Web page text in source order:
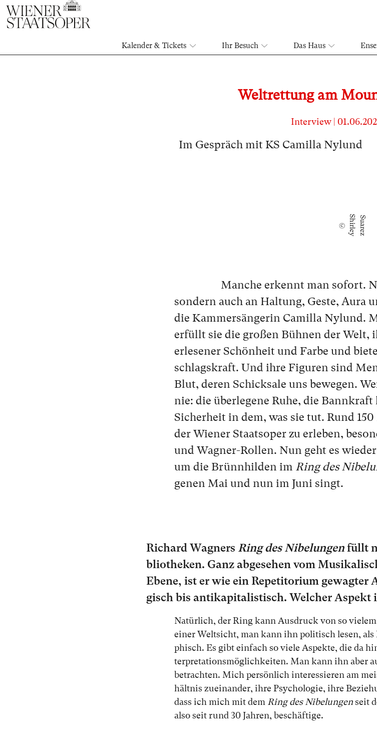
Kalender & Tickets Ihr Besuch Das Haus
Weltrettung am
Interview
Im Gespräch mit KS Camilla Nylund
© S
h
i
r
l
e
y S
u
a
r
e
z
Man­che er­kennt man so­fort.
son­dern auch an Hal­tung, Ges­te, Aura
die Kam­mer­sän­ge­rin Camilla Nylund.
er­füllt sie die gro­ßen Büh­nen der Welt,
er­le­se­ner Schön­heit und Far­be und
schlags­kraft. Und ih­re Fi­gu­ren sind
Blut, de­ren Schick­sa­le uns be­we­gen.
nie: die über­le­ge­ne Ru­he, die
Si­cher­heit in dem, was sie tut. Rund
der Wiener Staatsoper zu er­le­ben,
und Wagner-Rol­len. Nun geht es
um die Brünnhilden im Ring des
ge­nen Mai und nun im Ju­ni singt.
Ri­chard Wagners Ring des Nibelungen füllt
blio­the­ken. Ganz ab­ge­se­hen vom
Ebe­ne, ist er wie ein Re­pe­ti­to­ri­um
gisch bis an­ti­ka­pi­ta­lis­tisch. Wel­cher As­pekt
Na­tür­lich, der Ring kann Aus­druck von so
ei­ner Welt­sicht, man kann ihn po­li­tisch le­sen,
phisch. Es gibt ein­fach so vie­le As­pek­te, die da
ter­pre­ta­ti­ons­mög­lich­kei­ten. Man kann ihn aber
be­trach­ten. Mich per­sön­lich in­te­res­sie­ren am
hält­nis zu­ein­an­der, ih­re Psy­cho­lo­gie, ih­re
dass ich mich mit dem Ring des Nibelungenseit
al­so seit rund 30 Jah­ren, be­schäf­ti­ge.